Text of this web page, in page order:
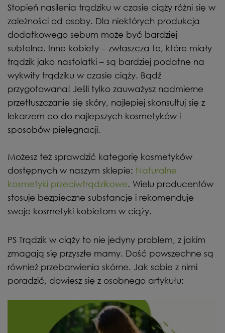
Stopień nasilenia trądziku w czasie ciąży różni się w
zależności od osoby. Dla niektórych produkcja
dodatkowego sebum może być bardziej
subtelna. Inne kobiety – zwłaszcza te, które miały
trądzik jako nastolatki – są bardziej podatne na
wykwity trądziku w czasie ciąży. Bądź
przygotowana! Jeśli tylko zauważysz nadmierne
przetłuszczanie się skóry, najlepiej skonsultuj się z
lekarzem co do najlepszych kosmetyków i
sposobów pielęgnacji.
Możesz też sprawdzić kategorię kosmetyków
dostępnych w naszym sklepie: Naturalne
kosmetyki przeciwtrądzikowe. Wielu producentów
stosuje bezpieczne substancje i rekomenduje
swoje kosmetyki kobietom w ciąży.
PS Trądzik w ciąży to nie jedyny problem, z jakim
zmagają się przyszłe mamy. Dość powszechne są
również przebarwienia skórne. Jak sobie z nimi
poradzić, dowiesz się z osobnego artykułu: